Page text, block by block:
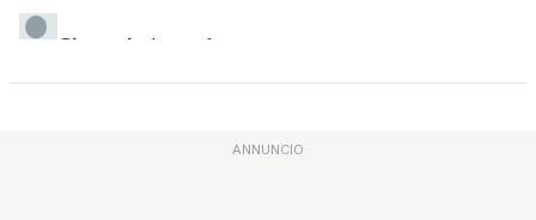
ANNUNCIO